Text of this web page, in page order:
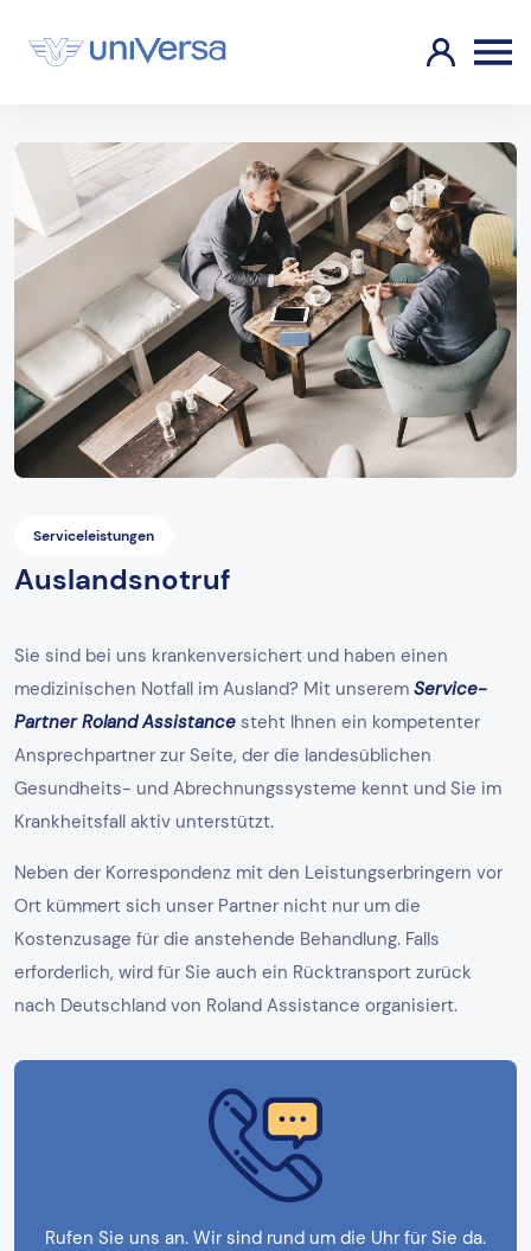
Serviceleistungen
Auslandsnotruf
Sie sind bei uns krankenversichert und haben einen
medizinischen Notfall im Ausland? Mit unserem Service-
Partner Roland Assistance steht Ihnen ein kompetenter
Ansprechpartner zur Seite, der die landesüblichen
Gesundheits- und Abrechnungssysteme kennt und Sie im
Krankheitsfall aktiv unterstützt.
Neben der Korrespondenz mit den Leistungserbringern vor
Ort kümmert sich unser Partner nicht nur um die
Kostenzusage für die anstehende Behandlung. Falls
erforderlich, wird für Sie auch ein Rücktransport zurück
nach Deutschland von Roland Assistance organisiert.
Rufen Sie uns an. Wir sind rund um die Uhr für Sie da.